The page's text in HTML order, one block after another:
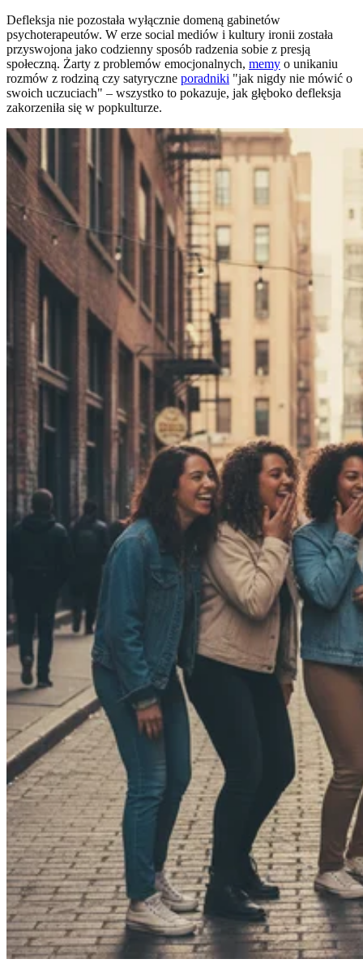
Defleksja nie pozostała wyłącznie domeną gabinetów
psychoterapeutów. W erze social mediów i kultury ironii została
przyswojona jako codzienny sposób radzenia sobie z presją
społeczną. Żarty z problemów emocjonalnych, memy o unikaniu
rozmów z rodziną czy satyryczne poradniki "jak nigdy nie mówić o
swoich uczuciach" – wszystko to pokazuje, jak głęboko defleksja
zakorzeniła się w popkulturze.